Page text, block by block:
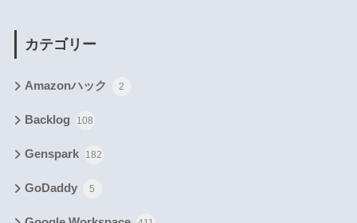
カテゴリー
Amazonハック 2
Backlog 108
Genspark 182
GoDaddy 5